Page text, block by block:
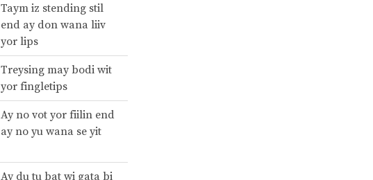
Taym iz stending stil
end ay don wana liiv
yor lips
Treysing may bodi wit
yor fingletips
Ay no vot yor fiilin end
ay no yu wana se yit
Ay du tu bat wi gata bi